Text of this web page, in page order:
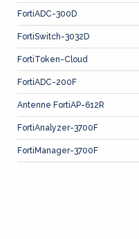
FortiADC-300D
FortiSwitch-3032D
FortiToken-Cloud
FortiADC-200F
Antenne FortiAP-612R
FortiAnalyzer-3700F
FortiManager-3700F